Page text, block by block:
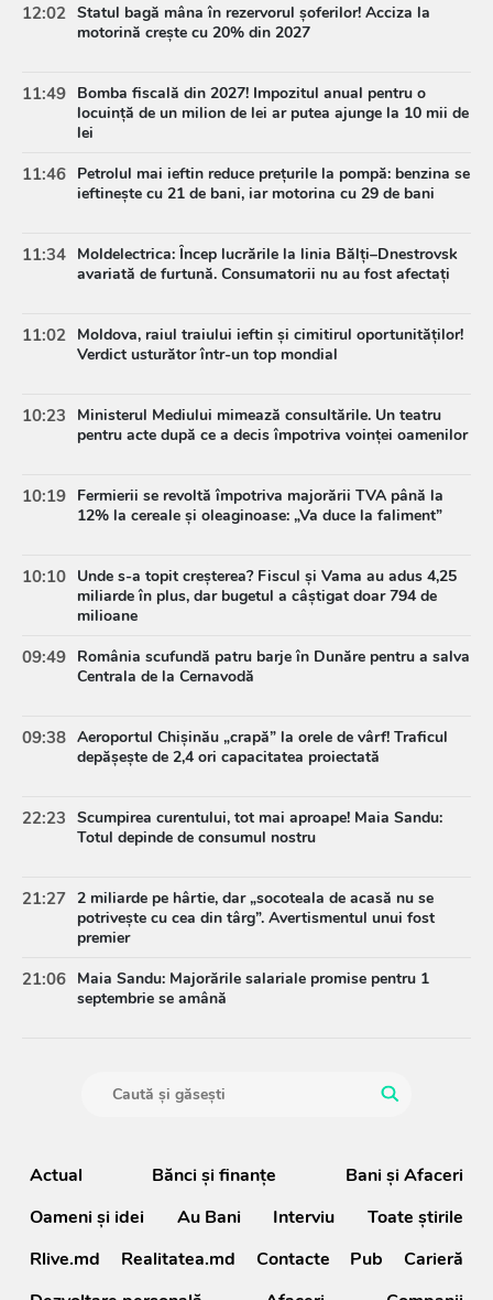
12:02 Statul bagă mâna în rezervorul șoferilor! Acciza la
motorină crește cu 20% din 2027
11:49 Bomba fiscală din 2027! Impozitul anual pentru o
locuință de un milion de lei ar putea ajunge la 10 mii de
lei
11:46 Petrolul mai ieftin reduce prețurile la pompă: benzina se
ieftinește cu 21 de bani, iar motorina cu 29 de bani
11:34 Moldelectrica: Încep lucrările la linia Bălți–Dnestrovsk
avariată de furtună. Consumatorii nu au fost afectați
11:02 Moldova, raiul traiului ieftin și cimitirul oportunităților!
Verdict usturător într-un top mondial
10:23
Ministerul Mediului mimează consultările. Un teatru
pentru acte după ce a decis împotriva voinței oamenilor
10:19 Fermierii se revoltă împotriva majorării TVA până la
12% la cereale și oleaginoase: „Va duce la faliment”
10:10 Unde s-a topit creșterea? Fiscul și Vama au adus 4,25
miliarde în plus, dar bugetul a câștigat doar 794 de
milioane
09:49 România scufundă patru barje în Dunăre pentru a salva
Centrala de la Cernavodă
09:38 Aeroportul Chișinău „crapă” la orele de vârf! Traficul
depășește de 2,4 ori capacitatea proiectată
22:23 Scumpirea curentului, tot mai aproape! Maia Sandu:
Totul depinde de consumul nostru
21:27 2 miliarde pe hârtie, dar „socoteala de acasă nu se
potrivește cu cea din târg”. Avertismentul unui fost
premier
21:06 Maia Sandu: Majorările salariale promise pentru 1
septembrie se amână
Actual Bănci şi finanţe
Bani și Afaceri
Oameni şi idei
Au Bani Interviu
Toate știrile
Rlive.md
Realitatea.md Contacte Pub
Carieră